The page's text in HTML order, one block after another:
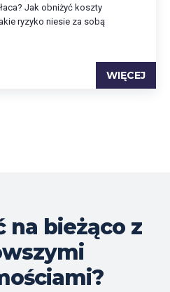
Jak obniżyć koszty
ryzyko niesie za sobą
WIĘCEJ
na bieżąco z